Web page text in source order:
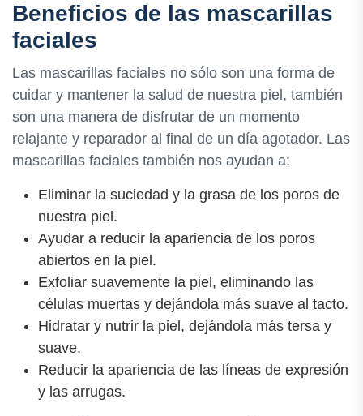
Beneficios de las mascarillas
faciales
Las mascarillas faciales no sólo son una forma de
cuidar y mantener la salud de nuestra piel, también
son una manera de disfrutar de un momento
relajante y reparador al final de un día agotador. Las
mascarillas faciales también nos ayudan a:
Eliminar la suciedad y la grasa de los poros de
nuestra piel.
Ayudar a reducir la apariencia de los poros
abiertos en la piel.
Exfoliar suavemente la piel, eliminando las
células muertas y dejándola más suave al tacto.
Hidratar y nutrir la piel, dejándola más tersa y
suave.
Reducir la apariencia de las líneas de expresión
y las arrugas.